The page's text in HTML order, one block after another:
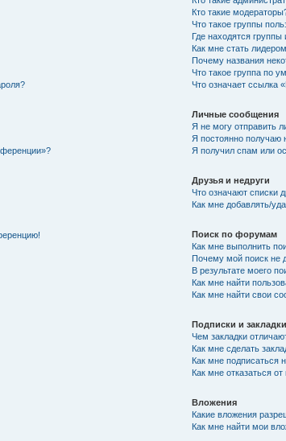
Кто такие
Что такое группы
Где находятся группы
Как мне стать
Почему названия
Что такое группа по
Что означает ссылка
Личные сообщения
Я не могу отправить
Я постоянно получаю
Я получил спам или
Друзья и недруги
Что означают списки
Как мне добавлять/
Поиск по форумам
Как мне выполнить
Почему мой поиск не
В результате моего
Как мне найти
Как мне найти свои
Подписки и закладки
Чем закладки
Как мне сделать
Как мне подписаться
Как мне отказаться от
Вложения
Какие вложения
Как мне найти мои